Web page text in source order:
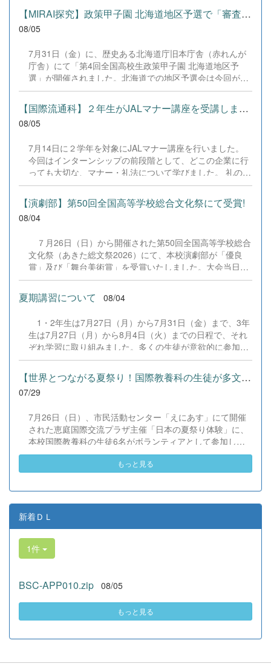
【MIRAI探究】政策甲子園 北海道地区予選で「審査員特別賞」を受賞！
08/05
7月31日（金）に、歴史ある北海道庁旧本庁舎（赤れんが
庁舎）にて「第4回全国高校生政策甲子園 北海道地区予
選」が開催されました。北海道での地区予選会は今回が初
開催となります。 本校からは、3年生4名によるチーム「｜
学年主任｜」が出場しました。3年生という勝負の時期に
あたり、受験勉強や学校祭の準備など非常に多忙な日々の
中、全員で時間を作り出し、徹底的なリサーチと準備を重
破し、本校チームは「設定テーマ部門」と「自由テーマ部
門」の両方で登壇・発表を行いました。 &nbsp; ■ 発表テ
ーマと結果 設定テーマ部門 『若者キャリア試就制度「早
期離職を解消する人材開発型社会政策」―辞める前に試せ
る社会へ―』 &rArr; 惜しくも表彰外となりましたが、若者
のキャリア形成に正面から向き合った鋭い視点と提案が高
く評価されました。 自由テーマ部門 『共同養育による子
ターンな時間投資型経済政策」』 &rArr; 独自の切り口と緻
密な論理構成が認められ、見事に「審査員特別賞」を受賞
いたしました！ &nbsp; 当日は審査員や観客を前に、物
怖...
【国際流通科】２年生がJALマナー講座を受講しました。
08/05
7月14日に２学年を対象にJALマナー講座を行いました。
今回はインターンシップの前段階として、どこの企業に行
っても大切な、マナー・礼法について学びました。 礼の仕
方、作法、話し方など、基本からしっかりとJALスカイ札
幌様の協力のもと、授業をしていただきました。 9月のイ
ンターンシップに向けて準備中です。 &nbsp;
【演劇部】第50回全国高等学校総合文化祭にて受賞!
08/04
７月26日（日）から開催された第50回全国高等学校総合
文化祭（あきた総文祭2026）にて、本校演劇部が「優良
賞」及び「舞台美術賞」を受賞いたしました。大会当日
は、本校の部員たちもこれまで積み重ねてきた練習の成果
を存分に発揮し、堂々と舞台に立ちました。緊張感のある
全国の舞台において、一人一人が役割を果たし、心を込め
の全国大会出場にあたり、多大なるご支援・ご協力をいた
だきました企業の皆様、ならびに心温まるご寄付や温かい
ご声援を寄せてくださった地域の皆様方に、心より感謝申
し上げます。皆様からの温かいご支援が部員たちの大きな
励みとなり、全国の舞台で最高のパフォーマンスと演技を
届けることができました。今回の経験を糧に、さらに表現
本校演劇部への変わらぬご声援をよろしくお願いいたしま
す。 &nbsp;
夏期講習について 08/04
1・2年生は7月27日（月）から7月31日（金）まで、3年
生は7月27日（月）から8月4日（火）までの日程で、それ
ぞれ学習に取り組みました。多くの生徒が意欲的に参加
し、これまでの学習内容の復習や発展的な内容、受験に向
けた学習などに真剣に取り組む姿が見られました。夏期講
習で身に付けた学習習慣や知識を、今後の学校生活や学習
に生かし、一人一人がさらなる成長につなげてくれること
【世界とつながる夏祭り！国際教養科の生徒が多文化共生ボランテ...
07/29
7月26日（日）、市民活動センター「えにあす」にて開催
された恵庭国際交流プラザ主催「日本の夏祭り体験」に、
本校国際教養科の生徒6名がボランティアとして参加しま
した！ 会場にはウクライナ、ネパール、アフガニスタンな
ど多国籍な参加者が集まり、ヨーヨー釣りや綿あめ、盆踊
を生かして頼もしく場を仕切る3年生など、生徒たちは言
葉や国境を超えて笑顔で交流を深めました。 主催者の方か
らは、「国籍や年齢を問わず笑顔で寄り添い、自分で考え
て動く姿が素晴らしい。異文化理解のマインドが自然と身
についている」と、賞賛の声をいただきました！ 教室の中
だけでなく、地域や世界という広いフィールドで本領を発
揮する教養科生たち。多文化共生社会を引っ張る頼もしい
飛び出そう！ その温かい心と行動力を磨き、世界を笑顔に
もっと見る
新着ＤＬ
1件
BSC-APP010.zip 08/05
もっと見る